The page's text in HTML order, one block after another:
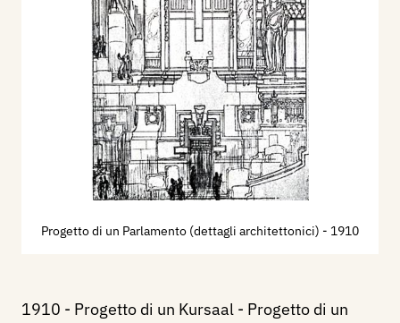
Progetto di un Parlamento (dettagli architettonici) - 1910
1910 - Progetto di un Kursaal - Progetto di un